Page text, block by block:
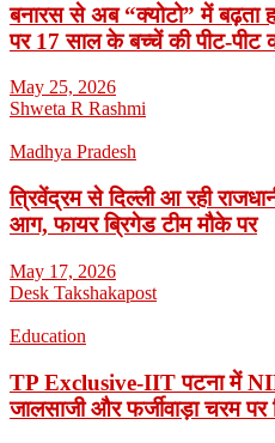
बनारस से अब “क्योटो” में बढ़ता
पर 17 साल के बच्चें की पीट-पीट
May 25, 2026
Shweta R Rashmi
Madhya Pradesh
त्रिवेंद्रम से दिल्ली आ रही
आग, फायर ब्रिगेड टीम मौके पर
May 17, 2026
Desk Takshakapost
Education
TP Exclusive-IIT पटना में
जालसाजी और फर्जीवाड़ा चरम पर